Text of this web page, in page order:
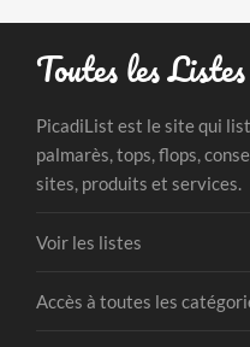
Toutes les
PicadiList est le site qui
palmarès, tops, flops,
sites, produits et services.
Voir les listes
Accès à toutes les